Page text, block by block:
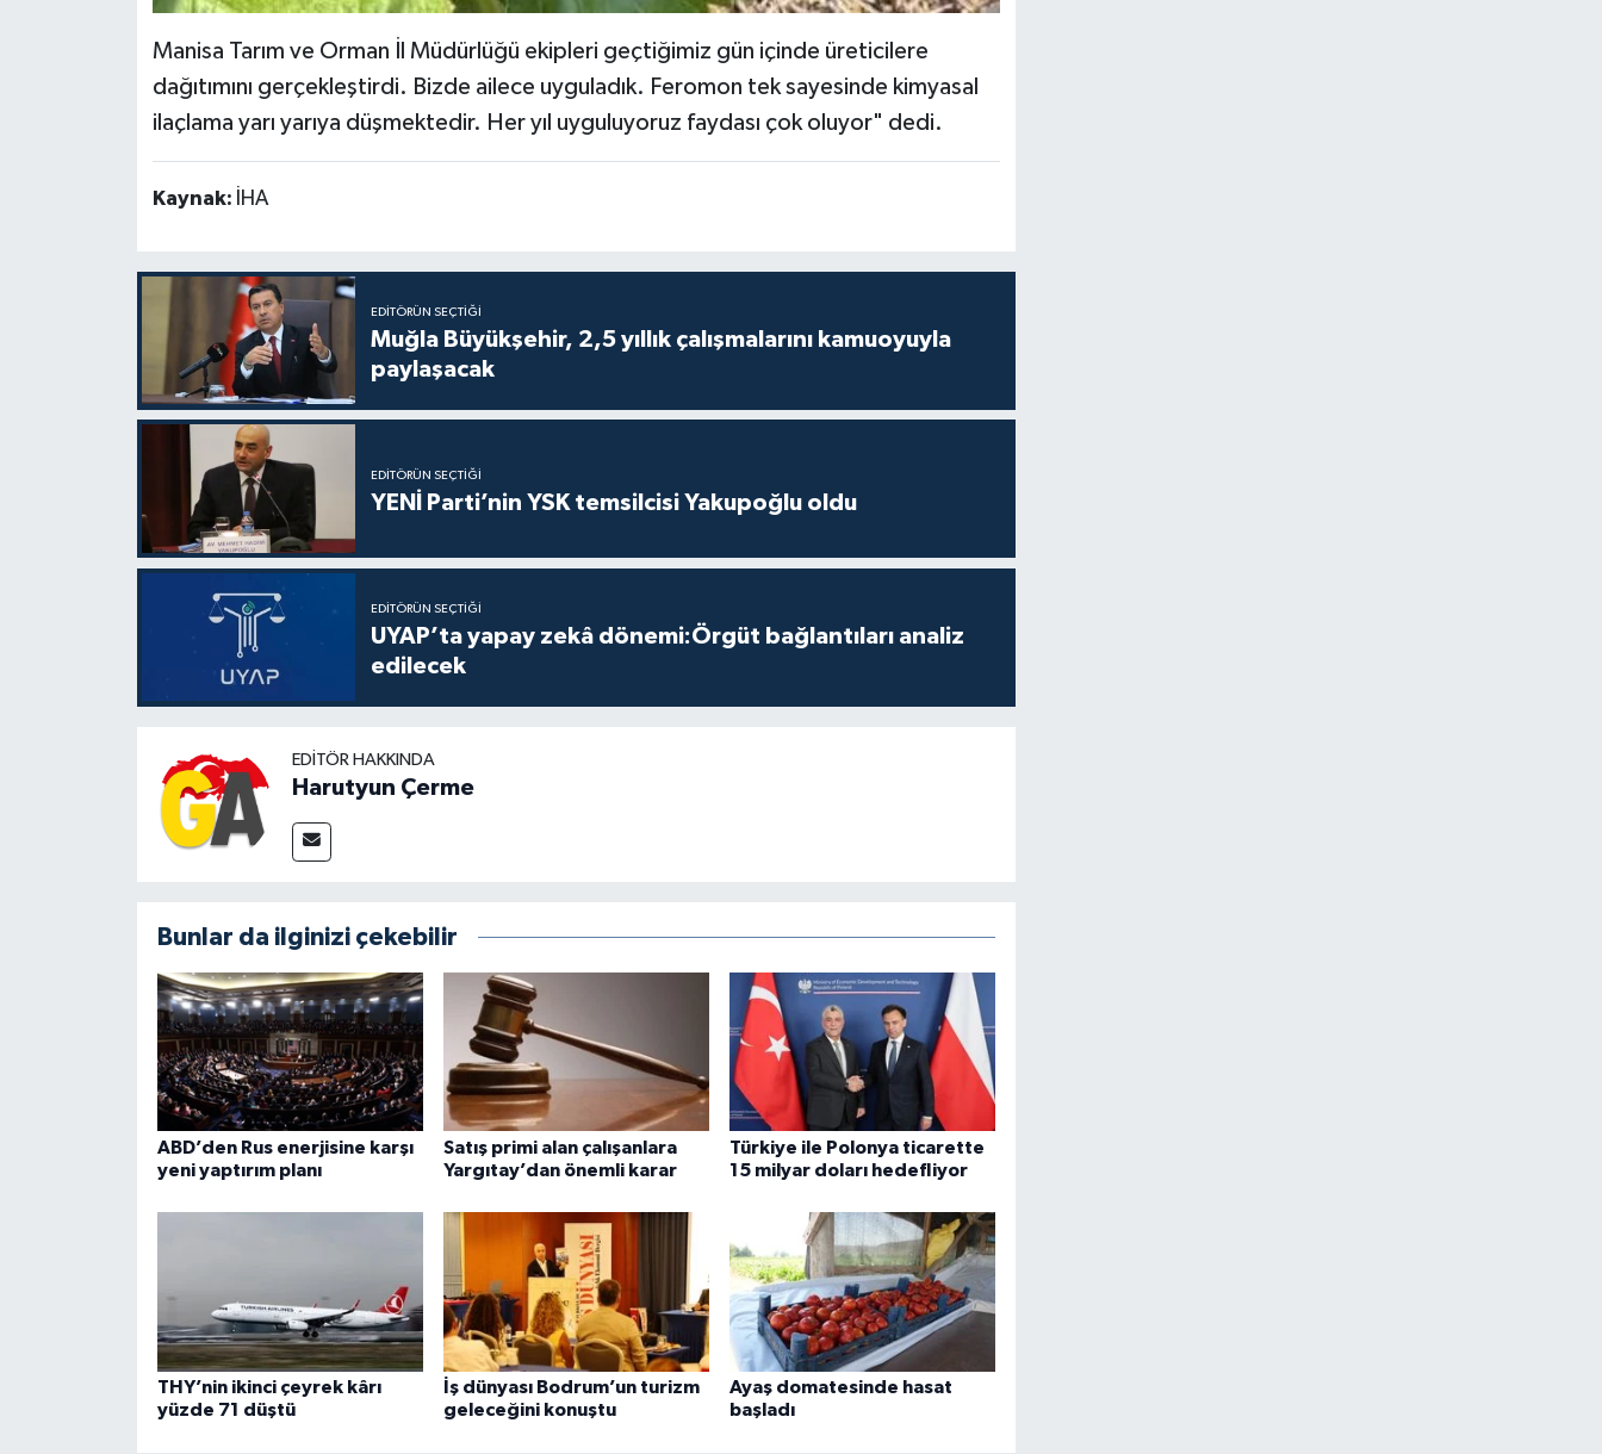
Manisa Tarım ve Orman İl Müdürlüğü ekipleri geçtiğimiz gün içinde üreticilere
dağıtımını gerçekleştirdi. Bizde ailece uyguladık. Feromon tek sayesinde kimyasal
ilaçlama yarı yarıya düşmektedir. Her yıl uyguluyoruz faydası çok oluyor" dedi.
Kaynak: İHA
EDITÖRÜN SEÇTIĞI
Muğla Büyükşehir, 2,5 yıllık çalışmalarını kamuoyuyla
paylaşacak
EDITÖRÜN SEÇTIĞI
YENİ Parti’nin YSK temsilcisi Yakupoğlu oldu
EDITÖRÜN SEÇTIĞI
UYAP’ta yapay zekâ dönemi:Örgüt bağlantıları analiz
edilecek
EDITÖR HAKKINDA
Harutyun Çerme
Bunlar da ilginizi çekebilir
ABD’den Rus enerjisine karşı
yeni yaptırım planı
Satış primi alan çalışanlara
Yargıtay’dan önemli karar
Türkiye ile Polonya ticarette
15 milyar doları hedefliyor
THY’nin ikinci çeyrek kârı
yüzde 71 düştü
İş dünyası Bodrum’un turizm
geleceğini konuştu
Ayaş domatesinde hasat
başladı